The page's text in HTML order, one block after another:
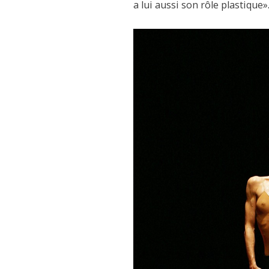
a lui aussi son rôle plastique».